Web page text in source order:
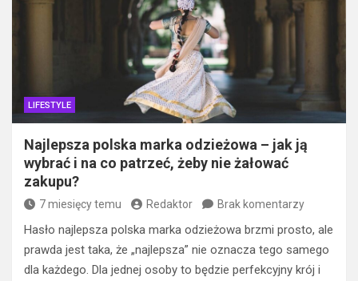
LIFESTYLE
Najlepsza polska marka odzieżowa – jak ją
wybrać i na co patrzeć, żeby nie żałować
zakupu?
7 miesięcy temu Redaktor Brak komentarzy
Hasło najlepsza polska marka odzieżowa brzmi prosto, ale
prawda jest taka, że „najlepsza” nie oznacza tego samego
dla każdego. Dla jednej osoby to będzie perfekcyjny krój i